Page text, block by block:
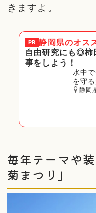
きますよ。
PR 静岡県のオス
自由研究にも◎柿
事をしよう！
水中
を守
静岡
毎年テーマや
菊まつり」